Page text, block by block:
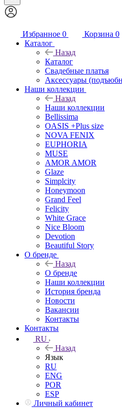
Избранное 0 Корзина 0
Каталог
Назад
Каталог
Свадебные платья
Аксессуары
Наши коллекции
Назад
Наши коллекции
Bellissima
OASIS +Plus size
NOVA FENIX
EUPHORIA
MUSE
AMOR AMOR
Glaze
Simplcity
Honeymoon
Grand Feel
Felicity
White Grace
Nice Bloom
Devotion
Beautiful Story
О бренде
Назад
О бренде
Наши коллекции
История бренда
Новости
Вакансии
Контакты
Контакты
RU
Назад
Язык
RU
ENG
POR
ESP
Личный кабинет